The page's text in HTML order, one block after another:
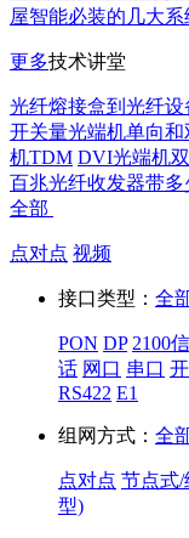
屋智能必装的几大系
更多技术讲堂
光纤熔接盒到光纤
开关量光端机单向和
机TDM DVI光端机
百兆光纤收发器带多
全部
点对点 视频
接口类型： 全
PON DP 2100
话 网口 串口
RS422 E1
组网方式： 全
点对点 节点式/
型)